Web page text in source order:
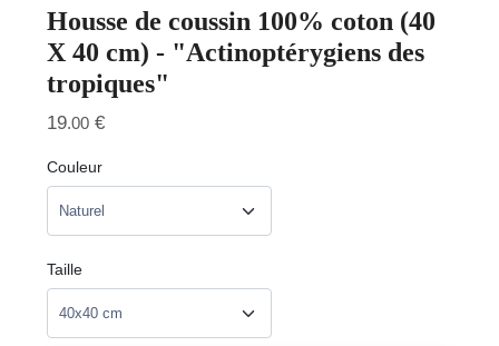
Housse de coussin 100% coton (40
X 40 cm) - "Actinoptérygiens des
tropiques"
19.00 €
Couleur
Taille